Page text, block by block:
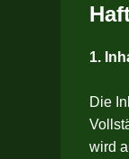
1.
Die
wird